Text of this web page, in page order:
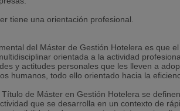
tiene una orientación profesional.
del Máster de Gestión Hotelera es que
orientada a la actividad
y actitudes personales que les lleven a
humanos, todo ello orientado hacia la
Título de Máster en Gestión Hotelera se
que se desarrolla en un contexto de